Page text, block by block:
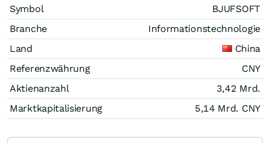
Symbol
BJUFSOFT
Branche
Informationstechnologie
Land
China
Referenzwährung
CNY
Aktienanzahl
3,42 Mrd.
Marktkapitalisierung
5,14 Mrd. CNY